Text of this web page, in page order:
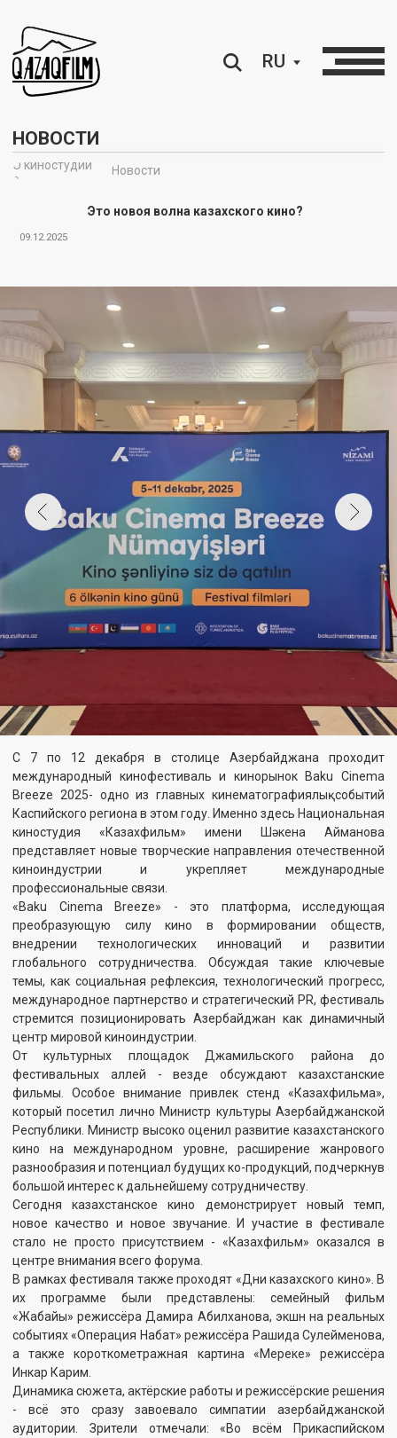
НОВОСТИ
Это новоя волна казахского кино?
09.12.2025
С 7 по 12 декабря в столице Азербайджана проходит
международный кинофестиваль и кинорынок Baku Cinema
Breeze 2025- одно из главных кинематографиялық событий
Каспийского региона в этом году. Именно здесь Национальная
киностудия «Казахфильм» имени Шәкена Айманова
представляет новые творческие направления отечественной
киноиндустрии и укрепляет международные
профессиональные связи.
«Baku Cinema Breeze» - это платформа, исследующая
международное партнерство и стратегический PR, фестиваль
стремится позиционировать Азербайджан как динамичный
От культурных площадок Джамильского района до
фестивальных аллей - везде обсуждают казахстанские
фильмы. Особое внимание привлек стенд «Казахфильма»,
который посетил лично Министр культуры Азербайджанской
Республики. Министр высоко оценил развитие казахстанского
кино на международном уровне, расширение жанрового
разнообразия и потенциал будущих ко-продукций, подчеркнув
большой интерес к дальнейшему сотрудничеству.
Сегодня казахстанское кино демонстрирует новый темп,
новое качество и новое звучание. И участие в фестивале
стало не просто присутствием - «Казахфильм» оказался в
центре внимания всего форума.
В рамках фестиваля также проходят «Дни казахского кино». В
их программе были представлены: семейный фильм
«Жабайы» режиссёра Дамира Абилханова, экшн на реальных
событиях «Операция Набат» режиссёра Рашида Сулейменова,
а также короткометражная картина «Мереке» режиссёра
Инкар Карим.
- всё это сразу завоевало симпатии азербайджанской
аудитории. Зрители отмечали: «Во всём Прикаспийском
регионе ещё не было военной драмы столь высокого уровня».
При специальной поддержке Посольства Казахстана в
Азербайджане публике был представлен реставрированный,
в 4K-формате фильм Абдуллы Карсакбаева «Менің атым
Қожа» - один из шедевров золотого фонда казахского кино.
На фестивале представители «Казахфильма» провели
переговоры с киноэкспертами и партнёрами из разных стран.
Основными темами стали:
· международная ко-продукция,
· вывод казахстанских фильмов на крупные стриминг-
платформы,
· совместная работа по жанровому кино,
· коллаборации в сфере анимации,
· программы обмена режиссёрскими и техническими
специалистами.
Особое внимание было уделено поддержке молодых
профессионалов и расширению международных творческих
возможностей.
Казахстанские фильмы в Баку - обсуждают, анализируют и
изучают.
Такое внимание подтверждает: отечественная киноиндустрия
уверенно укрепляет позиции на международной карте и
привлекает всё больше зрителей и партнёров.
Смотрите также